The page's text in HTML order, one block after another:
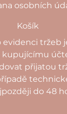
osobních
Košík
evidenci tržeb
přijatou
do 48